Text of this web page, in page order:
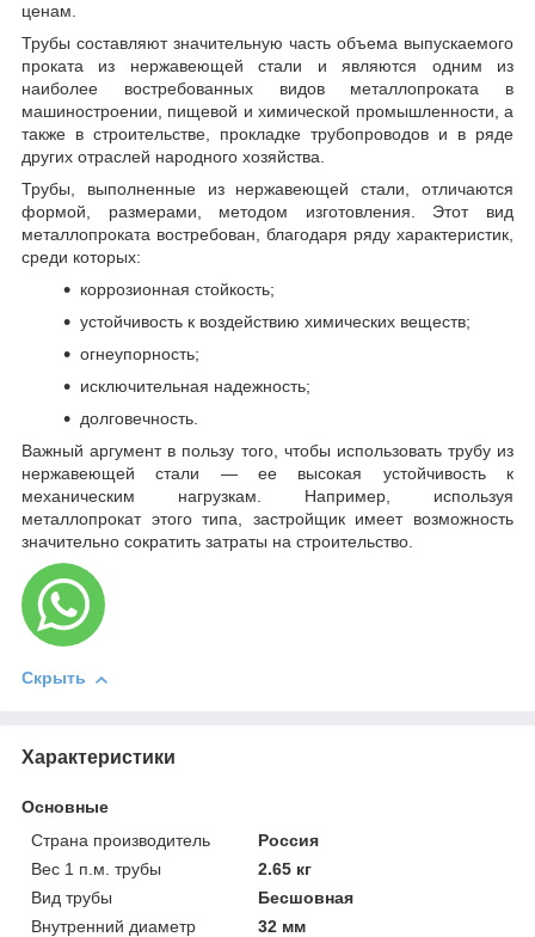
ценам.
Трубы составляют значительную часть объема выпускаемого
проката из нержавеющей стали и являются одним из
наиболее востребованных видов металлопроката в
машиностроении, пищевой и химической промышленности, а
также в строительстве, прокладке трубопроводов и в ряде
других отраслей народного хозяйства.
Трубы, выполненные из нержавеющей стали, отличаются
формой, размерами, методом изготовления. Этот вид
металлопроката востребован, благодаря ряду характеристик,
среди которых:
коррозионная стойкость;
устойчивость к воздействию химических веществ;
огнеупорность;
исключительная надежность;
долговечность.
Важный аргумент в пользу того, чтобы использовать трубу из
нержавеющей стали — ее высокая устойчивость к
механическим нагрузкам. Например, используя
металлопрокат этого типа, застройщик имеет возможность
значительно сократить затраты на строительство.
Скрыть
Характеристики
Основные
Страна производитель
Россия
Вес 1 п.м. трубы
2.65 кг
Вид трубы
Бесшовная
Внутренний диаметр
32 мм